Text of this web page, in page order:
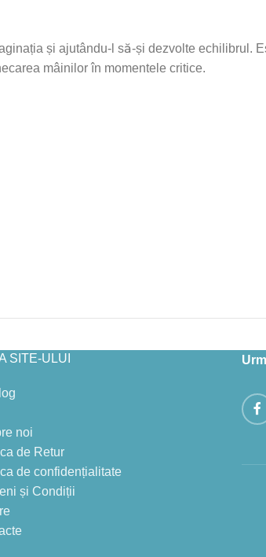
și ajutându-l să-și dezvolte echilibrul.
mâinilor în momentele critice.
SITE-ULUI
noi
de Retur
de confidențialitate
și Condiții